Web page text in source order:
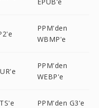
PPM'den
WBMP'e
PPM'den
WEBP'e
PPM'den G3'e